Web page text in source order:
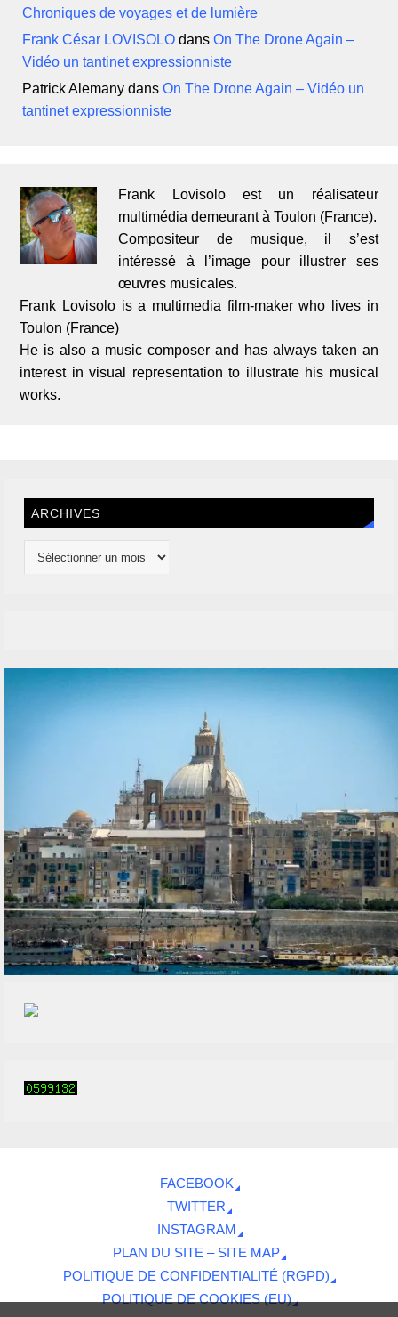
Chroniques de voyages et de lumière
Frank César LOVISOLO dansOn The Drone Again –
Vidéo un tantinet expressionniste
Patrick Alemany dansOn The Drone Again – Vidéo un
tantinet expressionniste
Frank Lovisolo est un réalisateur
multimédia demeurant à Toulon (France).
Compositeur de musique, il s’est
intéressé à l’image pour illustrer ses
œuvres musicales.
Frank Lovisolo is a multimedia film-maker who lives in
Toulon (France)
He is also a music composer and has always taken an
interest in visual representation to illustrate his musical
works.
ARCHIVES
FACEBOOK
TWITTER
INSTAGRAM
PLAN DU SITE – SITE MAP
POLITIQUE DE CONFIDENTIALITÉ (RGPD)
POLITIQUE DE COOKIES (EU)